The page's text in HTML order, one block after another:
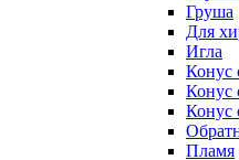
Груша
Для
Игла
Конус
Конус
Конус
Пламя